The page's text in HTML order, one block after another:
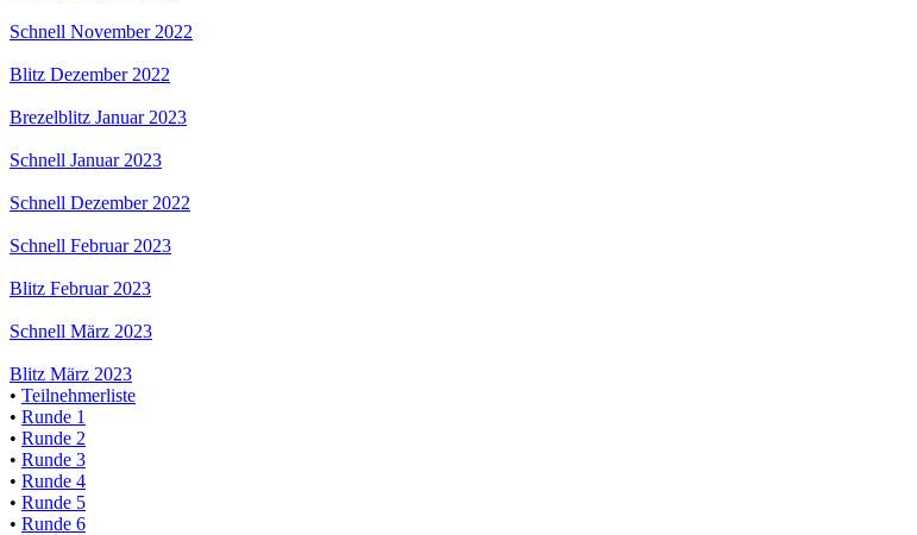
Schnell November 2022
Blitz Dezember 2022
Brezelblitz Januar 2023
Schnell Januar 2023
Schnell Dezember 2022
Schnell Februar 2023
Blitz Februar 2023
Schnell März 2023
Blitz März 2023
• Teilnehmerliste
• Runde 1
• Runde 2
• Runde 3
• Runde 4
• Runde 5
• Runde 6